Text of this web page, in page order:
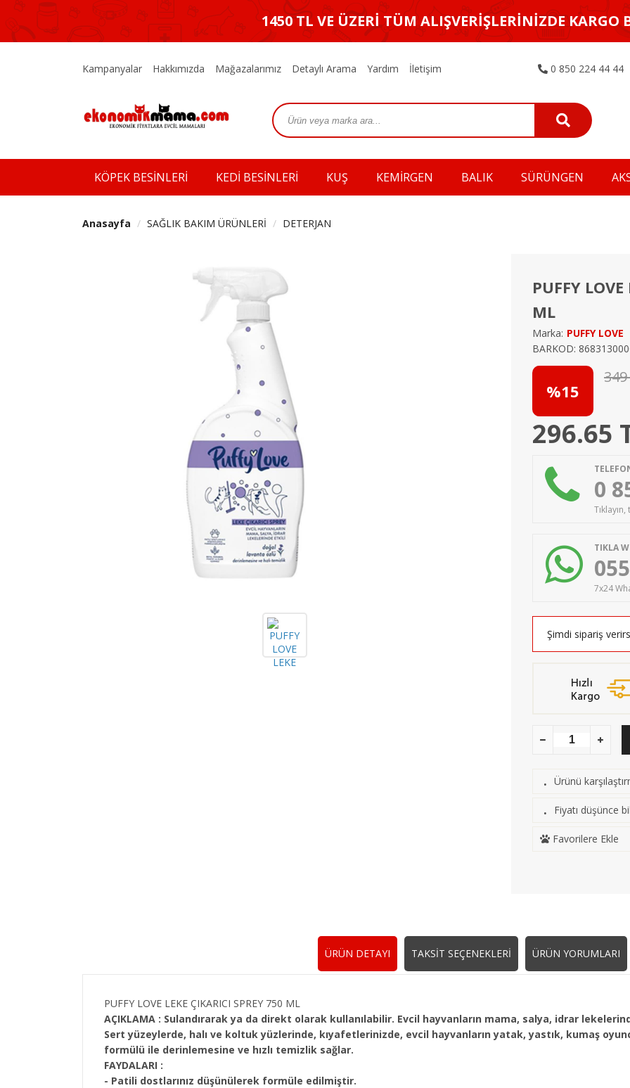
1450 TL VE ÜZERİ TÜM ALIŞVERİŞLERİNİZDE KARGO
Kampanyalar Hakkımızda Mağazalarımız Detaylı Arama Yardım İletişim 0 850 224 44 44
KÖPEK BESİNLERİ KEDİ BESİNLERİ KUŞ KEMİRGEN BALIK SÜRÜNGEN
Anasayfa SAĞLIK BAKIM ÜRÜNLERİ DETERJAN
PUFFY
ML
Marka: PUFFY LOVE
BARKOD:
%15
296.65
0
TIKLA
7x24
Şimdi sipariş
· Ürünü
· Fiyatı düşünce
Favorilere Ekle
ÜRÜN DETAYI TAKSİT SEÇENEKLERİ ÜRÜN YORUMLARI
PUFFY LOVE LEKE ÇIKARICI SPREY 750 ML
AÇIKLAMA : Sulandırarak ya da direkt olarak kullanılabilir. Evcil hayvanların mama, salya, idrar
Sert yüzeylerde, halı ve koltuk yüzlerinde, kıyafetlerinizde, evcil hayvanların yatak, yastık, kumaş
formülü ile derinlemesine ve hızlı temizlik sağlar.
FAYDALARI :
- Patili dostlarınız düşünülerek formüle edilmiştir.